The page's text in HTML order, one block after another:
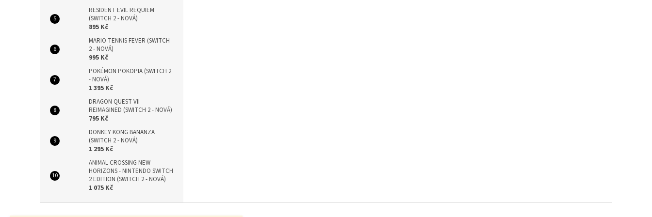
RESIDENT EVIL REQUIEM
(SWITCH 2 - NOVÁ)
895 Kč
MARIO TENNIS FEVER (SWITCH
2 - NOVÁ)
995 Kč
POKÉMON POKOPIA (SWITCH 2
- NOVÁ)
1 395 Kč
DRAGON QUEST VII
REIMAGINED (SWITCH 2 - NOVÁ)
795 Kč
DONKEY KONG BANANZA
(SWITCH 2 - NOVÁ)
1 295 Kč
ANIMAL CROSSING NEW
HORIZONS - NINTENDO SWITCH
2 EDITION (SWITCH 2 - NOVÁ)
1 075 Kč